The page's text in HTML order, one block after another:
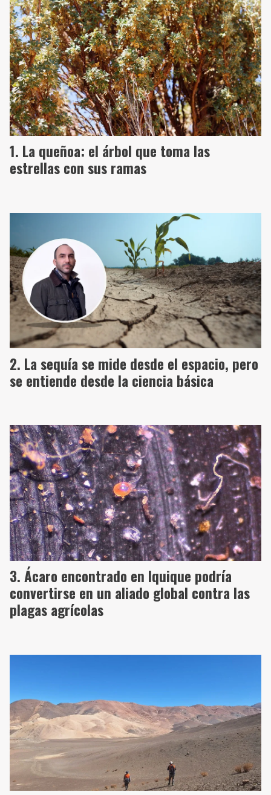
La queñoa: el árbol que toma las
estrellas con sus ramas
La sequía se mide desde el espacio, pero
se entiende desde la ciencia básica
Ácaro encontrado en Iquique podría
convertirse en un aliado global contra las
plagas agrícolas